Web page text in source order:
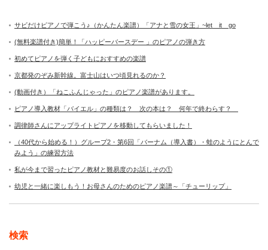
サビだけピアノで弾こう♪（かんたん楽譜）「アナと雪の女王」~let it go
(無料楽譜付き)簡単！「ハッピーバースデー 」のピアノの弾き方
初めてピアノを弾く子どもにおすすめの楽譜
京都発のぞみ新幹線。富士山はいつ頃見れるのか？
(動画付き）「ねこふんじゃった」のピアノ楽譜があります。
ピアノ導入教材「バイエル」の種類は？ 次の本は？ 何年で終わらす？
調律師さんにアップライトピアノを移動してもらいました！
（40代から始める！）グループ2・第6回「バーナム（導入書）・蛙のようにとんで
みよう」の練習方法
私が今まで習ったピアノ教材と難易度のお話しその①
幼児と一緒に楽しもう！お母さんのためのピアノ楽譜～「チューリップ」
検索